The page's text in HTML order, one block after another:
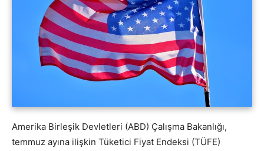
Amerika Birleşik Devletleri (ABD) Çalışma Bakanlığı,
temmuz ayına ilişkin Tüketici Fiyat Endeksi (TÜFE)